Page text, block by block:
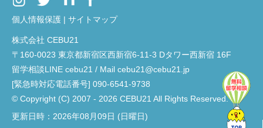
個人情報保護 | サイトマップ
株式会社 CEBU21
〒160-0023 東京都新宿区西新宿6-11-3 Dタワー西新宿 16F
留学相談LINE cebu21 / Mail cebu21@cebu21.jp
[緊急時対応電話番号] 090-6541-9738
© Copyright (C) 2007 - 2026 CEBU21 All Rights Reserved.
更新日時：2026年08月09日 (日曜日)